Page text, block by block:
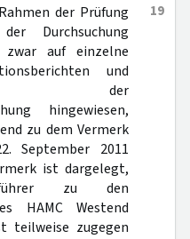
19
der Prüfung
Durchsuchung
zwar auf einzelne
und
der
hingewiesen,
zu dem Vermerk
September 2011
ist dargelegt,
zu den
HAMC Westend
teilweise zugegen